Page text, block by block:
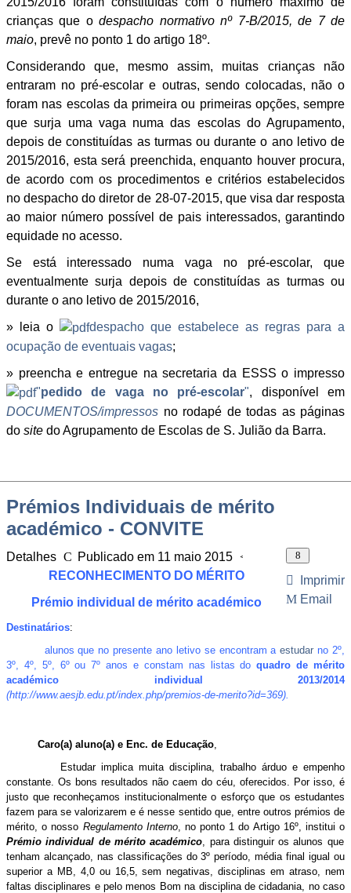
crianças que odespacho normativo nº 7-B/2015, de 7 de
maio, prevê no ponto 1 do artigo 18º.
Considerando que, mesmo assim, muitas crianças não
entraram no pré-escolar e outras, sendo colocadas, não o
foram nas escolas da primeira ou primeiras opções, sempre
que surja uma vaga numa das escolas do Agrupamento,
depois de constituídas as turmas ou durante o ano letivo de
2015/2016, esta será preenchida, enquanto houver procura,
de acordo com os procedimentos e critérios estabelecidos
no despacho do diretor de 28-07-2015, que visa dar resposta
ao maior número possível de pais interessados, garantindo
equidade no acesso.
Se está interessado numa vaga no pré-escolar, que
eventualmente surja depois de constituídas as turmas ou
durante o ano letivo de 2015/2016,
» leia o
despacho que estabelece as regras para a
ocupação de eventuais vagas;
» preencha e entregue na secretaria da ESSS o impresso
"pedido de vaga no pré-escolar", disponível em
DOCUMENTOS/impressos no rodapé de todas as páginas
do site do Agrupamento de Escolas de S. Julião da Barra.
Prémios Individuais de mérito
académico - CONVITE
Imprimir
Email
Detalhes Publicado em 11 maio 2015
Visitas: 107194
RECONHECIMENTO DO MÉRITO
Prémio individual de mérito académico
Destinatários:
alunos que no presente ano letivo se encontram a estudar no 2º,
3º, 4º, 5º, 6º ou 7º anos e constam nas listas doquadro de mérito
académico individual 2013/2014
(http://www.aesjb.edu.pt/index.php/premios-de-merito?id=369).
Caro(a) aluno(a) e Enc. de Educação
Estudar implica muita disciplina, trabalho árduo e empenho
constante. Os bons resultados não caem do céu, oferecidos. Por isso, é
justo que reconheçamos institucionalmente o esforço que os estudantes
fazem para se valorizarem e é nesse sentido que, entre outros prémios de
mérito, o nosso Regulamento Interno, no ponto 1 do Artigo 16º, institui o
Prémio individual de mérito académico , para distinguir os alunos que
tenham alcançado, nas classificações do 3º período, média final igual ou
superior a MB, 4,0 ou 16,5, sem negativas, disciplinas em atraso, nem
faltas disciplinares e pelo menos Bom na disciplina de cidadania, no caso